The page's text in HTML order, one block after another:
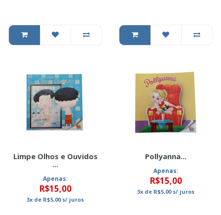
Limpe Olhos e Ouvidos
...
Apenas:
R$15,00
3x de R$5,00s/ juros
Pollyanna...
Apenas:
R$15,00
3x de R$5,00s/ juros